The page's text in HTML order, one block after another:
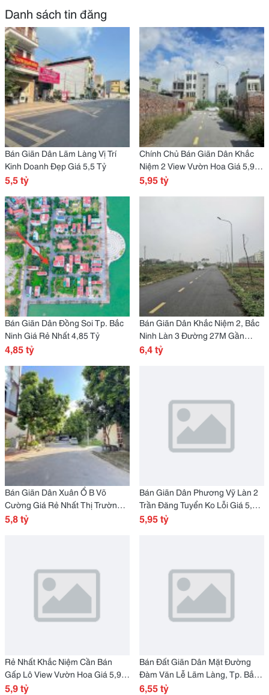
Danh sách tin đăng
Bán Giãn Dân Lãm Làng Vị Trí
Kinh Doanh Đẹp Giá 5,5 Tỷ
5,5 tỷ
Chính Chủ Bán Giãn Dân Khắc
Niệm 2 View Vườn Hoa Giá 5,95
Tỷ
5,95 tỷ
Bán Giãn Dân Đồng Soi Tp. Bắc
Ninh Giá Rẻ Nhất 4,85 Tỷ
4,85 tỷ
Bán Giãn Dân Khắc Niệm 2, Bắc
Ninh Làn 3 Đường 27M Gần
Ngay Vườn Hoa Giá 6,4 Tỷ
6,4 tỷ
Bán Giãn Dân Xuân Ổ B Võ
Cường Giá Rẻ Nhất Thị Trường
5,8 Tỷ
5,8 tỷ
Bán Giãn Dân Phương Vỹ Làn 2
Trần Đăng Tuyển Ko Lỗi Giá 5,95
Tỷ
5,95 tỷ
Rẻ Nhất Khắc Niệm Cần Bán
Gấp Lô View Vườn Hoa Giá 5,9
Tỷ
5,9 tỷ
Bán Đất Giãn Dân Mặt Đường
Đàm Văn Lễ Lãm Làng, Tp. Bắc
Ninh Giá 6,55 Tỷ
6,55 tỷ